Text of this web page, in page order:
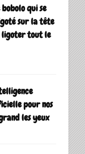
qui se
sur la tête
tout le
pour nos
les yeux